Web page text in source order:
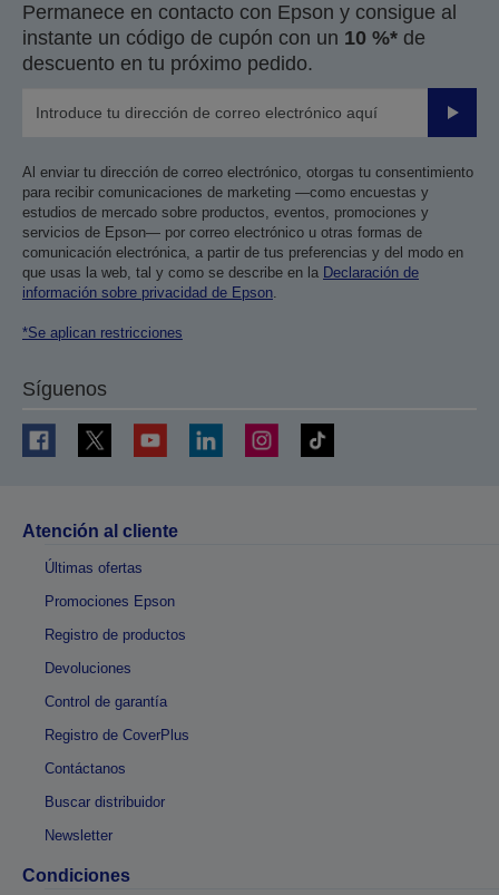
Permanece en contacto con Epson y consigue al
instante un código de cupón con un 10 %* de
descuento en tu próximo pedido.
Enviar
Al enviar tu dirección de correo electrónico, otorgas tu consentimiento
para recibir comunicaciones de marketing —como encuestas y
estudios de mercado sobre productos, eventos, promociones y
servicios de Epson— por correo electrónico u otras formas de
comunicación electrónica, a partir de tus preferencias y del modo en
que usas la web, tal y como se describe en la Declaración de
información sobre privacidad de Epson.
*Se aplican restricciones
Síguenos
Atención al cliente
Últimas ofertas
Promociones Epson
Registro de productos
Devoluciones
Control de garantía
Registro de CoverPlus
Contáctanos
Buscar distribuidor
Newsletter
Condiciones